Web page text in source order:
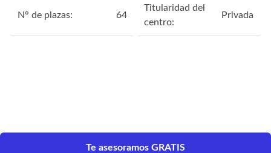
N° de plazas: 64
Titularidad del
centro:
Privada
Te asesoramos GRATIS